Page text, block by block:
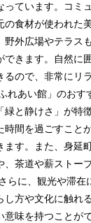
っています。コミ
の食材が使われた
野外広場やテラス
できます。自然に
るので、非常にリ
れあい館」のおす
緑と静けさ」が特
時間を過ごすこと
ます。また、身延
茶道や薪ストー
らに、観光や滞在
方や文化に触れ
意味を持つことが